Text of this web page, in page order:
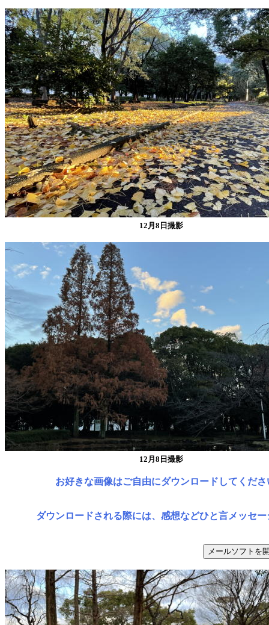
12月8日撮影
12月8日撮影
お好きな画像はご自由にダウンロードしてく
ダウンロードされる際には、感想などひと言メッセ